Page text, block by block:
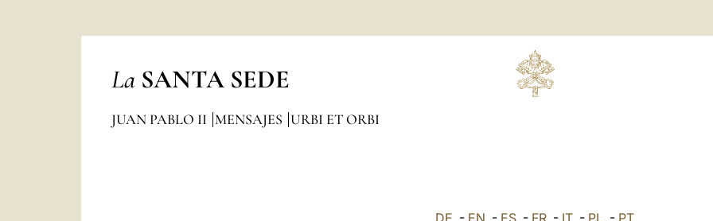
La SANTA SEDE
JUAN PABLO II MENSAJES URBI ET ORBI
DE - EN - ES - FR - IT - PL - PT